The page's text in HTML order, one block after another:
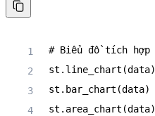
# Biểu đồ tích hợp
st . line_chart (data)
st . bar_chart (data)
st . area_chart (data)